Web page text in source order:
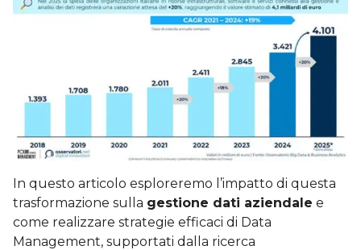
In questo articolo esploreremo l’impatto di questa
trasformazione sulla gestione dati aziendale e
come realizzare strategie efficaci di Data
Management, supportati dalla ricerca